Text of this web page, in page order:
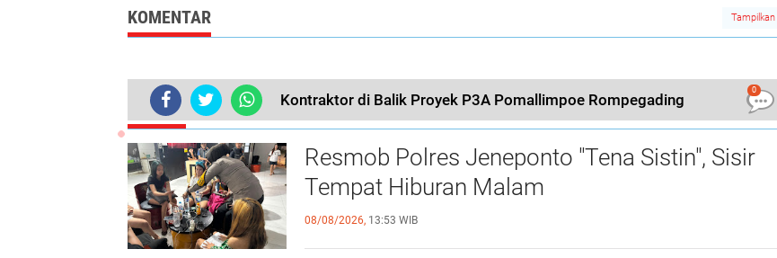
KOMENTAR Tampilkan
Kontraktor di Balik Proyek P3A Pomallimpoe Rompegading
0
TERKINI
Resmob Polres Jeneponto "Tena Sistin", Sisir
Tempat Hiburan Malam ‎
08/08/2026, 13:53 WIB